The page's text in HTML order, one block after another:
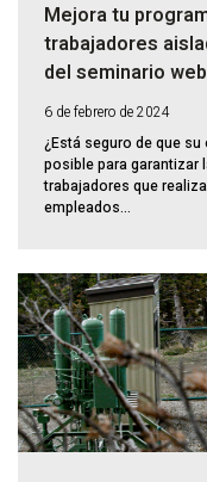
Mejora tu
trabajadores
del seminario web
6 de febrero de 2024
¿Está seguro de que
posible para garantizar
trabajadores que
empleados...